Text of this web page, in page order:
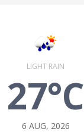
LIGHT RAIN
27°C
6 AUG, 2026